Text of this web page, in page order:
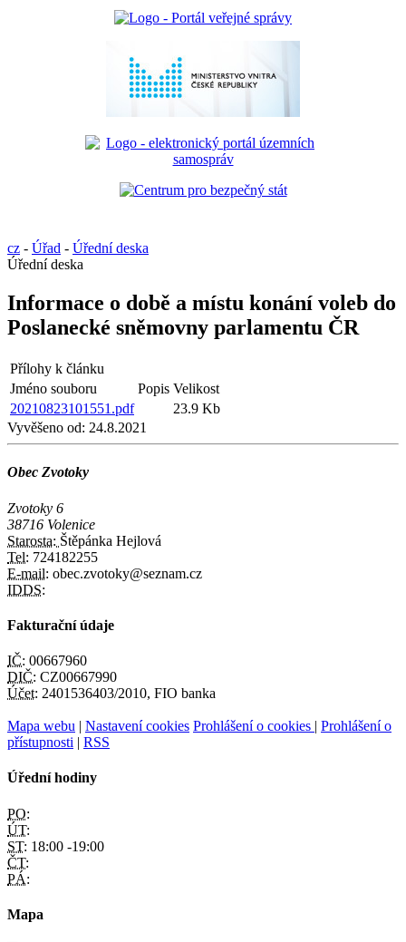
cz - Úřad - Úřední deska
Úřední deska
Informace o době a místu konání voleb do
Poslanecké sněmovny parlamentu ČR
Přílohy k článku
Jméno souboru
Popis Velikost
20210823101551.pdf
23.9 Kb
Vyvěšeno od: 24.8.2021
Obec Zvotoky
Zvotoky 6
38716 Volenice
Starosta: Štěpánka Hejlová
Tel: 724182255
E-mail: obec.zvotoky@seznam.cz
IDDS:
Fakturační údaje
IČ: 00667960
DIČ: CZ00667990
Účet: 2401536403/2010, FIO banka
Mapa webu | Nastavení cookies Prohlášení o cookies | Prohlášení o
přístupnosti | RSS
Úřední hodiny
PO:
ÚT:
ST: 18:00 -19:00
ČT:
PÁ:
Mapa